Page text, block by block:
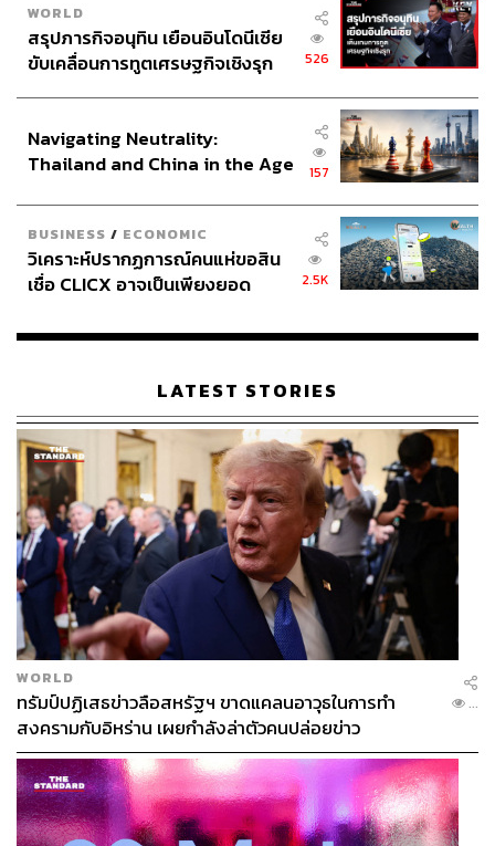
WORLD
สรุปภารกิจอนุทิน เยือนอินโดนีเซีย
ขับเคลื่อนการทูตเศรษฐกิจเชิงรุก
526
Navigating Neutrality:
Thailand and China in the Age
157
BUSINESS / ECONOMIC
วิเคราะห์ปรากฏการณ์คนแห่ขอสิน
เชื่อ CLICX อาจเป็นเพียงยอด
เรือนไทยที่ถูกซุกไว้
2.5K
LATEST STORIES
WORLD
ทรัมป์ปฏิเสธข่าวลือสหรัฐฯ ขาดแคลนอาวุธในการทำ
สงครามกับอิหร่าน เผยกำลังล่าตัวคนปล่อยข่าว
...